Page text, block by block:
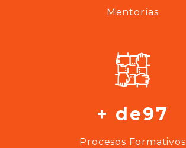
Mentorías
+ de97
Procesos Formativos